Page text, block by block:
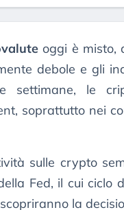
oggi è misto,
debole e gli
settimane, le
soprattutto nei
sulle crypto
Fed, il cui ciclo
la